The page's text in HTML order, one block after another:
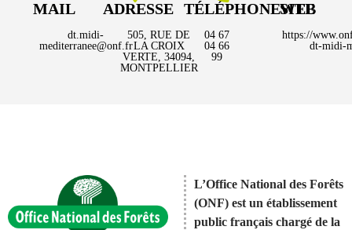
MAIL
dt.midi-
mediterranee@onf.fr
ADRESSE
505, RUE DE
LA CROIX
VERTE, 34094,
MONTPELLIER
TÉLÉPHONE
04 67
04 66
99
SITE WEB
https://
dt-midi-
L’Office National des Forêts
(ONF) est un établissement
public français chargé de la